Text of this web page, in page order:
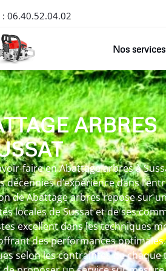
06.40.52.04.02
Nos services
ARBRES
faire en Abattage arbres à
décennies d’expérience dans
de Abattage arbres repose sur
locales de Sussat et de ses
excellent dans les techniques
des performances
selon les contraintes de chaque